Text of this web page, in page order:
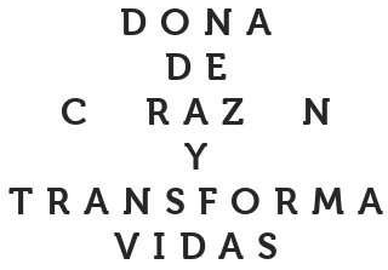
DONA
DE
C RAZ N
Y
TRANSFORMA
VIDAS